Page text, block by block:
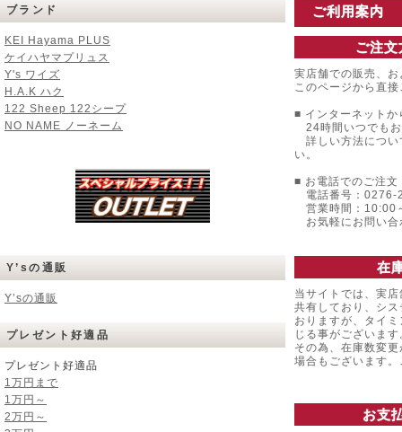
ブランド
KEI Hayama PLUS
ケイハヤマプリュス
Y's ワイズ
H.A.K ハク
122 Sheep 122シープ
NO NAME ノーネーム
Y’sの通販
Y’sの通販
プレゼント好適品
プレゼント好適品
1万円まで
1万円～
2万円～
ご利用案内
ご注
実店舗での販売、
このページから直
■ インターネットか
24時間いつでも
詳しい方法につい
い。
■ お電話でのご注文
電話番号：0276-
営業時間：10:00
お気軽にお問い合
在
当サイトでは、実
共有しており、シ
おりますが、タイ
じる事がございます
その為、在庫数変
場合もございます
お支